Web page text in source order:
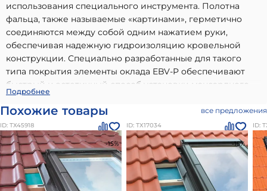
использования специального инструмента. Полотна
фальца, также называемые «картинами», герметично
соединяются между собой одним нажатием руки,
обеспечивая надежную гидроизоляцию кровельной
конструкции. Специально разработанные для такого
типа покрытия элементы оклада EBV-P обеспечивают
быстрый и эстетичный способ установки мансардного
окна. Изоляционный оклад EBV-P рекомендуется
устанавливать в крыши с углом наклона от 15 до 90 град.
и глубины установки «V».
Оклад EBV-P для мансардного окна (клик-фальц) 78*140
подходящий для использования в частном малоэтажном
строительстве. Наши материалы брендаОклады и
продукция для монтажа мансардных окон Факро
отличаются долговечностью, надежностью и
соответствием всем современным стандартам качества.
Преимущества: высокое качество от проверенного
Подробнее
Похожие товары все предложения
ID: ТХ45918
-15%
ID: ТХ17034
-15%
ID: